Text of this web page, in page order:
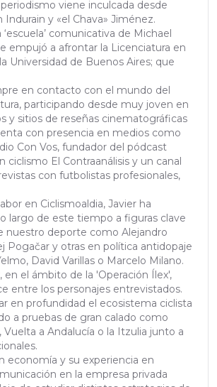
viene inculcada desde
Indurain y «el Chava» Jiménez.
comunicativa de Michael
empujó a afrontar la Licenciatura en
Universidad de Buenos Aires; que
en contacto con el mundo del
participando desde muy joven en
y sitios de reseñas cinematográficas
con presencia en medios como
Con Vos, fundador del pódcast
ciclismo El Contraanálisis y un canal
con futbolistas profesionales,
en Ciclismoaldia, Javier ha
largo de este tiempo a figuras clave
nuestro deporte como Alejandro
Pogačar y otras en política antidopaje
David Varillas o Marcelo Milano.
en el ámbito de la 'Operación Ílex',
entre los personajes entrevistados.
en profundidad el ecosistema ciclista
a pruebas de gran calado como
Vuelta a Andalucía o la Itzulia junto a
economía y su experiencia en
en la empresa privada